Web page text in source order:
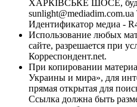
ХАРКІВСЬКЕ ШОСЕ,
sunlight@mediadim.com.ua
Идентификатор медиа -
Использование любых
сайте, разрешается при
Корреспондент.net.
При копировании
Украины и мира», для
прямая открытая для
Ссылка должна быть